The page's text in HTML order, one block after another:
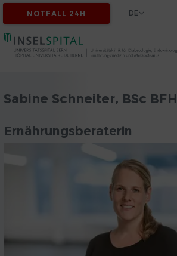
NOTFALL 24H DE
Sabine Schneiter, BSc BFH
Ernährungsberaterin